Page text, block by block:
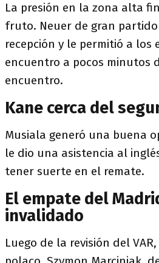
La presión en la zona alta
fruto. Neuer de gran partido
recepción y le permitió a los
encuentro a pocos minutos
encuentro.
Kane cerca del
Musiala generó una buena
le dio una asistencia al
tener suerte en el remate.
El empate del
invalidado
Luego de la revisión del